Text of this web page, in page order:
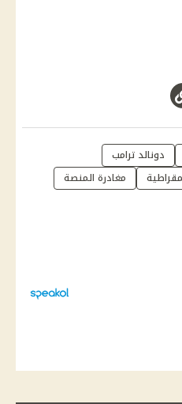
دونالد ترامب
مغادرة المنصة